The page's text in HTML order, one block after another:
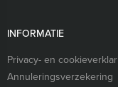
INFORMATIE
Privacy- en
Annuleringsverzekering